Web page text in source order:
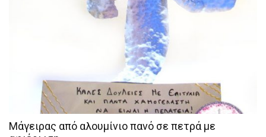
Μάγειρας από αλουμίνιο πανό σε πετρά με